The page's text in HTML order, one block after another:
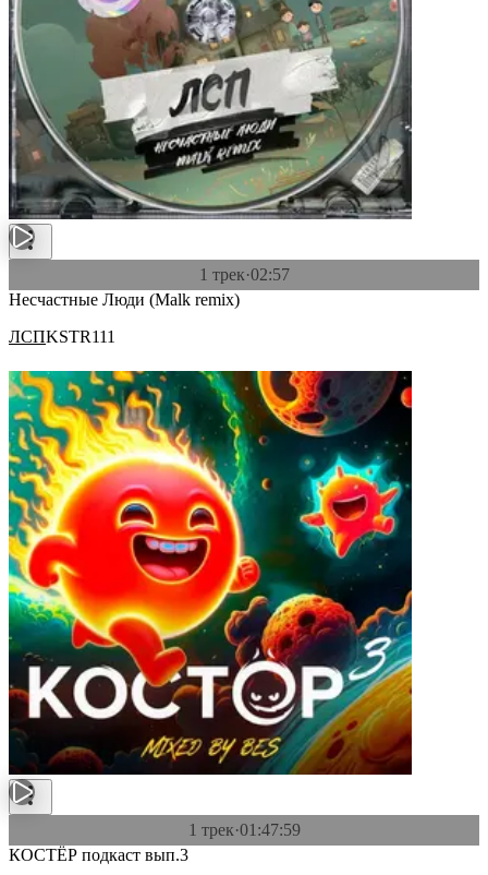
1 трек·02:57
Несчастные Люди (Malk remix)
ЛСПKSTR111
1 трек·01:47:59
КОСТЁР подкаст вып.3